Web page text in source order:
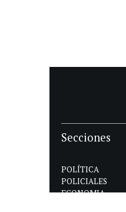
Secciones
POLÍTICA
POLICIALES
ECONOMIA